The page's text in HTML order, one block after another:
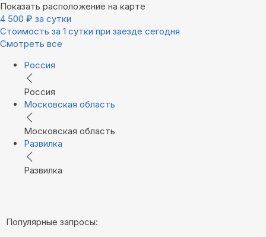
Показать расположение на карте
4 500 ₽ за сутки
Стоимость за 1 сутки при заезде сегодня
Смотреть все
Россия
Россия
Московская область
Московская область
Развилка
Развилка
Популярные запросы: